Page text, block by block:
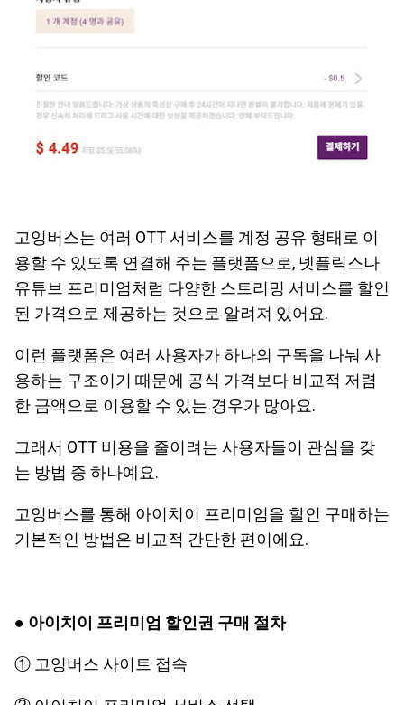
고잉버스는 여러 OTT 서비스를 계정 공유 형태로 이
용할 수 있도록 연결해 주는 플랫폼으로, 넷플릭스나
유튜브 프리미엄처럼 다양한 스트리밍 서비스를 할인
된 가격으로 제공하는 것으로 알려져 있어요.
이런 플랫폼은 여러 사용자가 하나의 구독을 나눠 사
용하는 구조이기 때문에 공식 가격보다 비교적 저렴
한 금액으로 이용할 수 있는 경우가 많아요.
그래서 OTT 비용을 줄이려는 사용자들이 관심을 갖
는 방법 중 하나예요.
고잉버스를 통해 아이치이 프리미엄을 할인 구매하는
기본적인 방법은 비교적 간단한 편이에요.
● 아이치이 프리미엄 할인권 구매 절차
① 고잉버스 사이트 접속